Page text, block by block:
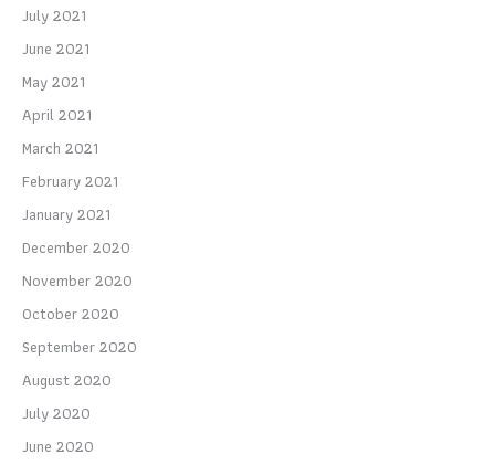
July 2021
June 2021
May 2021
April 2021
March 2021
February 2021
January 2021
December 2020
November 2020
October 2020
September 2020
August 2020
July 2020
June 2020